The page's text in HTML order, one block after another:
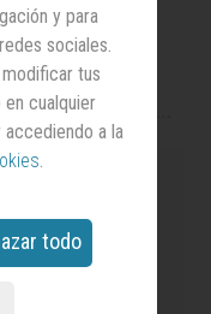
entre los
papel de la
vocaciones
todo entre
marcha la
Desafío Digital,
Secundaria de la
Marketing
y para
sociales.
tus
cualquier
a la
todo